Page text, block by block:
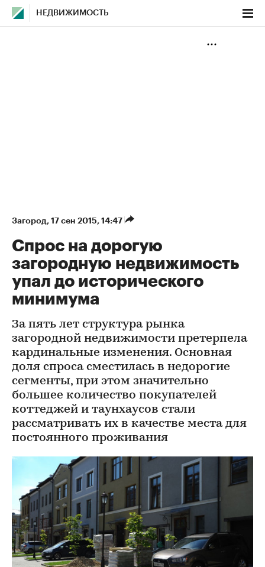
НЕДВИЖИМОСТЬ
Загород⁠, 17 сен 2015, 14:47
Спрос на дорогую
загородную недвижимость
упал до исторического
минимума
За пять лет структура рынка
загородной недвижимости претерпела
кардинальные изменения. Основная
доля спроса сместилась в недорогие
сегменты, при этом значительно
большее количество покупателей
коттеджей и таунхаусов стали
рассматривать их в качестве места для
постоянного проживания